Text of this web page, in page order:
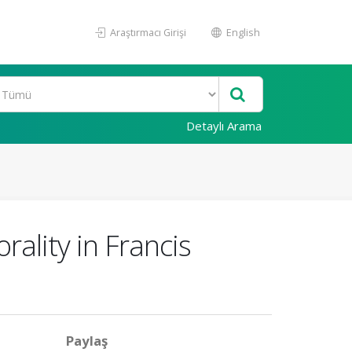
Araştırmacı Girişi English
Detaylı Arama
in Francis
Paylaş